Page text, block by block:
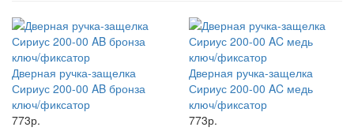
Дверная ручка-защелка
Сириус 200-00 AB бронза
ключ/фиксатор
773р.
Дверная ручка-защелка
Сириус 200-00 AC медь
ключ/фиксатор
773р.